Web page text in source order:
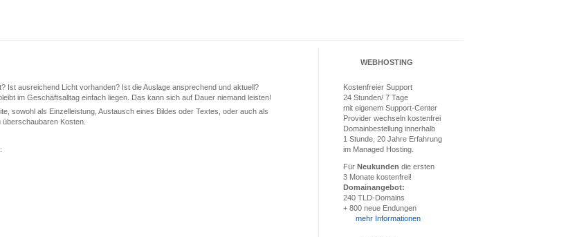
Ist ausreichend Licht vorhanden? Ist die Auslage ansprechend und aktuell?
im Geschäftsalltag einfach liegen. Das kann sich auf Dauer niemand leisten!
sowohl als Einzelleistung, Austausch eines Bildes oder Textes, oder auch als
Kosten.
WEBHOSTING
Kostenfreier Support
24 Stunden/ 7 Tage
mit eigenem Support-Center
Provider wechseln kostenfrei
Domainbestellung innerhalb
1 Stunde, 20 Jahre Erfahrung
im Managed Hosting.
Für Neukunden die ersten
3 Monate kostenfrei!
Domainangebot:
240 TLD-Domains
+ 800 neue Endungen
mehr Informationen